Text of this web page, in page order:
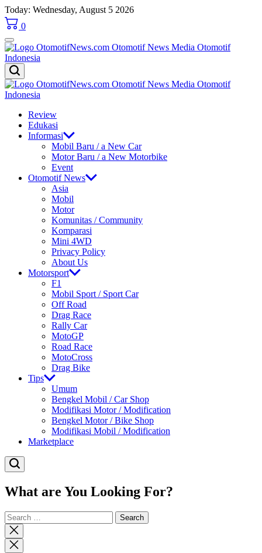
Skip
to
content
Today: Wednesday, August 5 2026
0
OtomotifNews.com
OtomotifNews.com
Review
Edukasi
Informasi
Mobil Baru / a New Car
Motor Baru / a New Motorbike
Event
Otomotif News
Asia
Mobil
Motor
Komunitas / Community
Komparasi
Mini 4WD
Privacy Policy
About Us
Motorsport
F1
Mobil Sport / Sport Car
Off Road
Drag Race
Rally Car
MotoGP
Road Race
MotoCross
Drag Bike
Tips
Umum
Bengkel Mobil / Car Shop
Modifikasi Motor / Modification
Bengkel Motor / Bike Shop
Modifikasi Mobil / Modification
Marketplace
What are You Looking For?
Search
for:
Close
search